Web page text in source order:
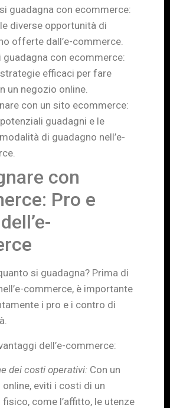
guadagna con ecommerce:
diverse opportunità di
offerte dall’e-commerce.
guadagna con ecommerce:
efficaci per fare
un negozio online.
con un sito ecommerce:
guadagni e le
di guadagno nell’e-
con
Pro e
si guadagna? Prima di
commerce, è importante
i pro e i contro di
dell’e-commerce:
dei costi operativi: Con un
eviti i costi di un
come l’affitto, le utenze